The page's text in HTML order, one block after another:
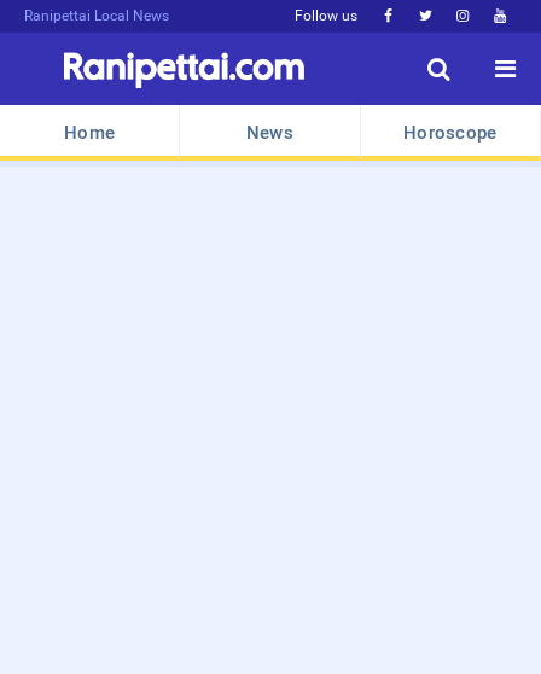
Ranipettai Local News Follow us    


Home News Horoscope